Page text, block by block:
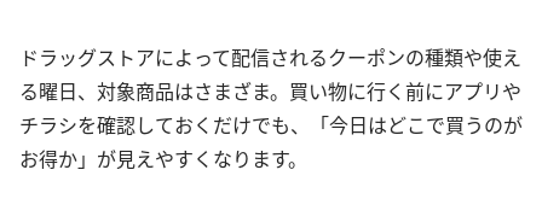
ドラッグストアによって配信されるクーポンの種類や使え
る曜日、対象商品はさまざま。買い物に行く前にアプリや
チラシを確認しておくだけでも、「今日はどこで買うのが
お得か」が見えやすくなります。